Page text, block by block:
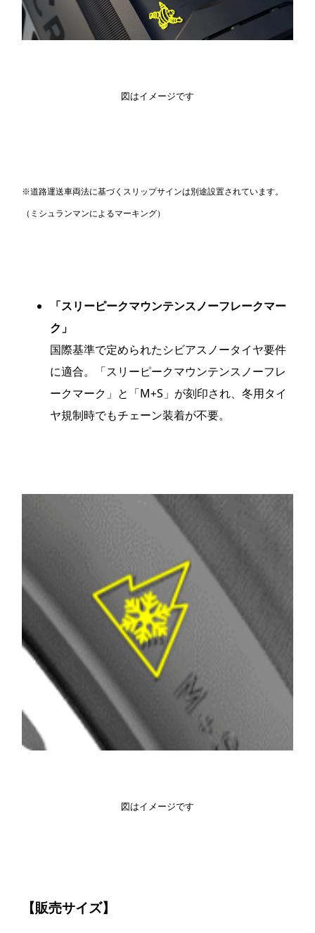
図はイメージです
※道路運送車両法に基づくスリップサインは別途設置されています。
（ミシュランマンによるマーキング）
「スリーピークマウンテンスノーフレークマー
ク」
国際基準で定められたシビアスノータイヤ要件
に適合。「スリーピークマウンテンスノーフレ
ークマーク」と「M+S」が刻印され、冬用タイ
ヤ規制時でもチェーン装着が不要。
図はイメージです
【販売サイズ】